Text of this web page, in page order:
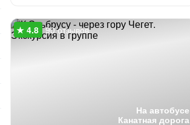
На автобусе
Канатная дорога
90 отзывов